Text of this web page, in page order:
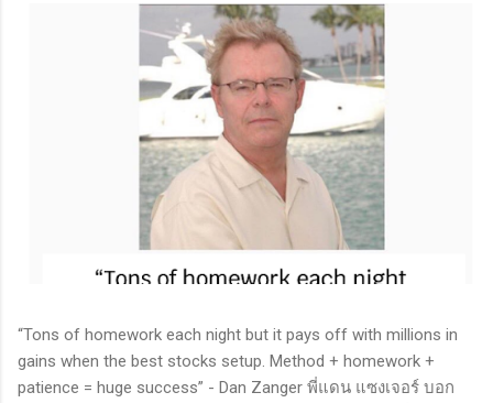
“Tons of homework each night but it pays off with millions in
gains when the best stocks setup. Method + homework +
patience = huge success” - Dan Zanger พี่แดน แซงเจอร์ บอก